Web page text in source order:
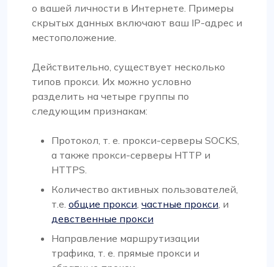
о вашей личности в Интернете. Примеры
скрытых данных включают ваш IP-адрес и
местоположение.
Действительно, существует несколько
типов прокси. Их можно условно
разделить на четыре группы по
следующим признакам:
Протокол, т. е. прокси-серверы SOCKS,
а также прокси-серверы HTTP и
HTTPS.
Количество активных пользователей,
т.е. общие прокси частные прокси , и
девственные прокси
Направление маршрутизации
трафика, т. е. прямые прокси и